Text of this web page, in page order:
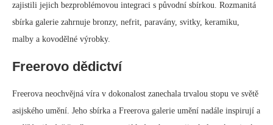
zajistili jejich bezproblémovou integraci s původní sbírkou. Rozmanitá
sbírka galerie zahrnuje bronzy, nefrit, paravány, svitky, keramiku,
malby a kovodělné výrobky.
Freerovo dědictví
Freerova neochvějná víra v dokonalost zanechala trvalou stopu ve světě
asijského umění. Jeho sbírka a Freerova galerie umění nadále inspirují a